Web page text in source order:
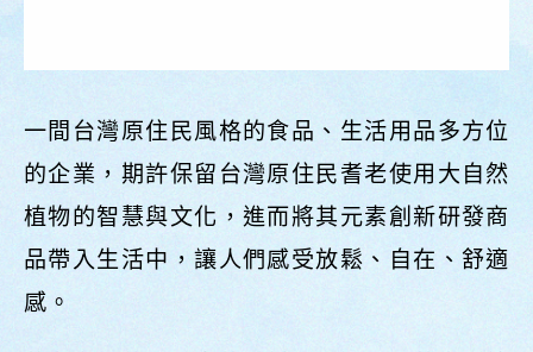
一間台灣原住民風格的食品、生活用品多方位
的企業，期許保留台灣原住民耆老使用大自然
植物的智慧與文化，進而將其元素創新研發商
品帶入生活中，讓人們感受放鬆、自在、舒適
感。